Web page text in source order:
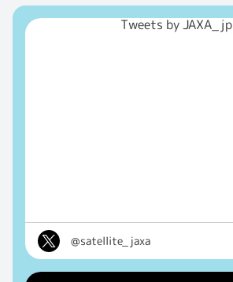
Tweets by JAXA_jp
@satellite_jaxa